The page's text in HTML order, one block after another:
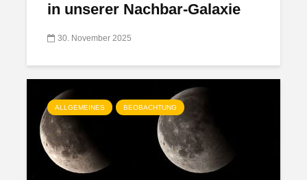
in unserer Nachbar-Galaxie
30. November 2025
ALLGEMEINES BEOBACHTUNG